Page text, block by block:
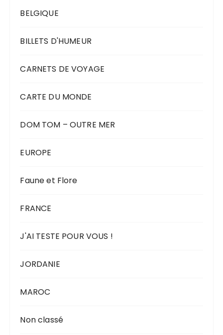
BELGIQUE
BILLETS D'HUMEUR
CARNETS DE VOYAGE
CARTE DU MONDE
DOM TOM – OUTRE MER
EUROPE
Faune et Flore
FRANCE
J'AI TESTE POUR VOUS !
JORDANIE
MAROC
Non classé